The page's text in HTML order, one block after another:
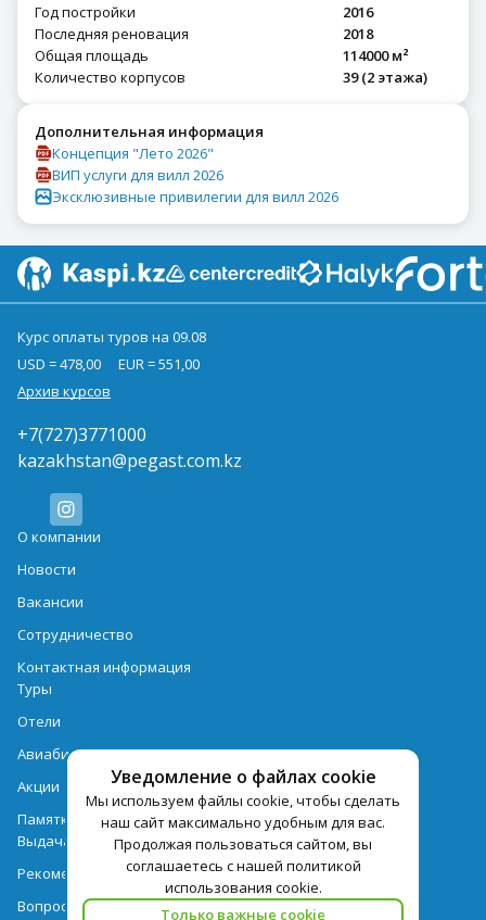
Год постройки
2016
Последняя реновация
2018
Общая площадь
114000 м²
Количество корпусов
39 (2 этажа)
Дополнительная информация
Концепция "Лето 2026"
ВИП услуги для вилл 2026
Эксклюзивные привилегии для вилл 2026
Уведомление о файлах cookie
Мы используем файлы cookie, чтобы сделать
наш сайт максимально удобным для вас.
Продолжая пользоваться сайтом, вы
соглашаетесь с нашей политикой
использования cookie.
Только важные cookie
Курс оплаты туров на 09.08
USD = 478,00
EUR = 551,00
Архив курсов
+7(727)3771000
kazakhstan@pegast.com.kz
О компании
Новости
Вакансии
Сотрудничество
Контактная информация
Туры
Отели
Авиабилеты
Акции
Памятка для туристов
Выдача документов
Рекомендации
Вопрос-ответ